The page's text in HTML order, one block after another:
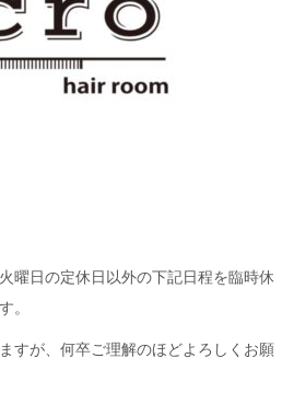
曜日の定休日以外の下記日程を臨時休
。
すが、何卒ご理解のほどよろしくお願